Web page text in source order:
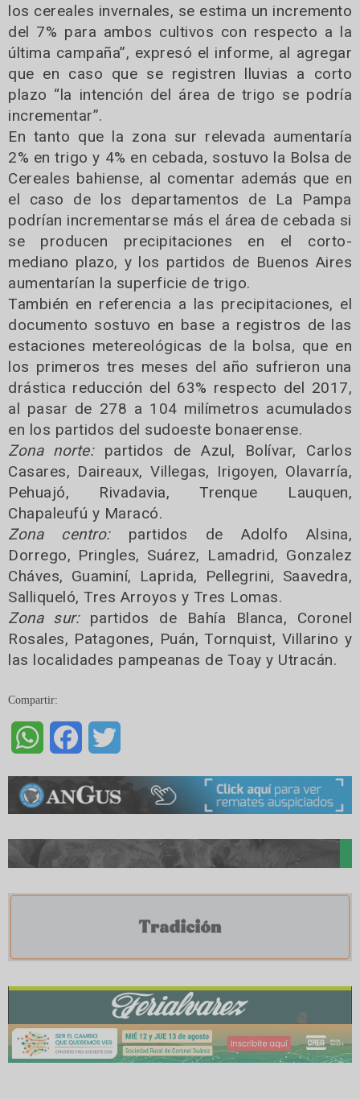
los cereales invernales, se estima un incremento
del 7% para ambos cultivos con respecto a la
última campaña”, expresó el informe, al agregar
que en caso que se registren lluvias a corto
plazo “la intención del área de trigo se podría
incrementar”.
En tanto que la zona sur relevada aumentaría
2% en trigo y 4% en cebada, sostuvo la Bolsa de
Cereales bahiense, al comentar además que en
el caso de los departamentos de La Pampa
podrían incrementarse más el área de cebada si
se producen precipitaciones en el corto-
mediano plazo, y los partidos de Buenos Aires
aumentarían la superficie de trigo.
También en referencia a las precipitaciones, el
documento sostuvo en base a registros de las
estaciones metereológicas de la bolsa, que en
los primeros tres meses del año sufrieron una
drástica reducción del 63% respecto del 2017,
al pasar de 278 a 104 milímetros acumulados
en los partidos del sudoeste bonaerense.
Zona norte:partidos de Azul, Bolívar, Carlos
Casares, Daireaux, Villegas, Irigoyen, Olavarría,
Pehuajó, Rivadavia, Trenque Lauquen,
Chapaleufú y Maracó.
Zona centro:partidos de Adolfo Alsina,
Dorrego, Pringles, Suárez, Lamadrid, Gonzalez
Cháves, Guaminí, Laprida, Pellegrini, Saavedra,
Salliqueló, Tres Arroyos y Tres Lomas.
Zona sur:partidos de Bahía Blanca, Coronel
Rosales, Patagones, Puán, Tornquist, Villarino y
las localidades pampeanas de Toay y Utracán.
Compartir:
WhatsAppFacebook